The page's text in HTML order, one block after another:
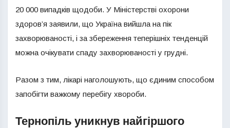
20 000 випадків щодоби. У Міністерстві охорони
здоров’я заявили, що Україна вийшла на пік
захворюваності, і за збереження теперішніх тенденцій
можна очікувати спаду захворюваності у грудні.
Разом з тим, лікарі наголошують, що єдиним способом
запобігти важкому перебігу хвороби.
Тернопіль уникнув найгіршого